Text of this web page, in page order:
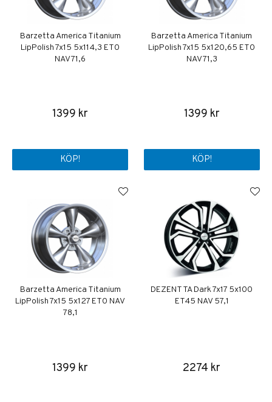
Barzetta America Titanium
LipPolish 7x15 5x114,3 ET0
NAV 71,6
1399 kr
KÖP!
Barzetta America Titanium
LipPolish 7x15 5x120,65 ET0
NAV 71,3
1399 kr
KÖP!
Barzetta America Titanium
LipPolish 7x15 5x127 ET0 NAV
78,1
1399 kr
DEZENT TA Dark 7x17 5x100
ET45 NAV 57,1
2274 kr